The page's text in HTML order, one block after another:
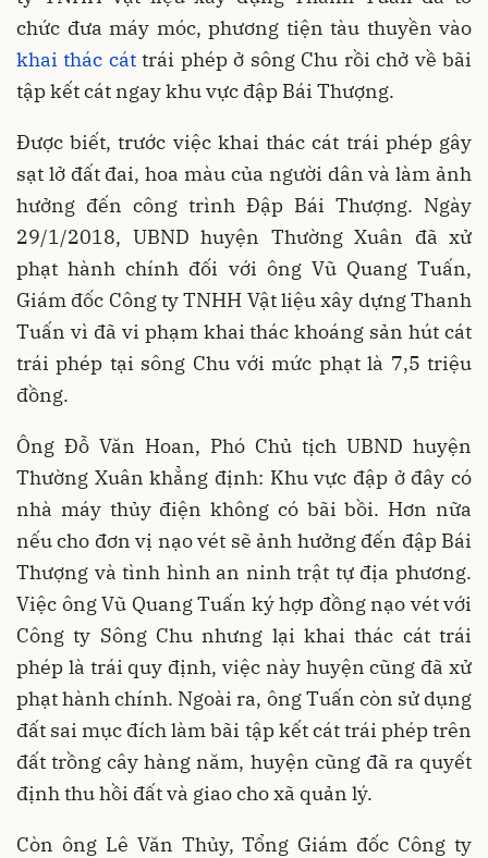
chức đưa máy móc, phương tiện tàu thuyền vào
khai thác cáttrái phép ở sông Chu rồi chở về bãi
tập kết cát ngay khu vực đập Bái Thượng.
Được biết, trước việc khai thác cát trái phép gây
sạt lở đất đai, hoa màu của người dân và làm ảnh
hưởng đến công trình Đập Bái Thượng. Ngày
29/1/2018, UBND huyện Thường Xuân đã xử
phạt hành chính đối với ông Vũ Quang Tuấn,
Giám đốc Công ty TNHH Vật liệu xây dựng Thanh
Tuấn vì đã vi phạm khai thác khoáng sản hút cát
trái phép tại sông Chu với mức phạt là 7,5 triệu
đồng.
Ông Đỗ Văn Hoan, Phó Chủ tịch UBND huyện
Thường Xuân khẳng định: Khu vực đập ở đây có
nhà máy thủy điện không có bãi bồi. Hơn nữa
nếu cho đơn vị nạo vét sẽ ảnh hưởng đến đập Bái
Thượng và tình hình an ninh trật tự địa phương.
Việc ông Vũ Quang Tuấn ký hợp đồng nạo vét với
Công ty Sông Chu nhưng lại khai thác cát trái
phép là trái quy định, việc này huyện cũng đã xử
phạt hành chính. Ngoài ra, ông Tuấn còn sử dụng
đất sai mục đích làm bãi tập kết cát trái phép trên
đất trồng cây hàng năm, huyện cũng đã ra quyết
định thu hồi đất và giao cho xã quản lý.
Còn ông Lê Văn Thủy, Tổng Giám đốc Công ty